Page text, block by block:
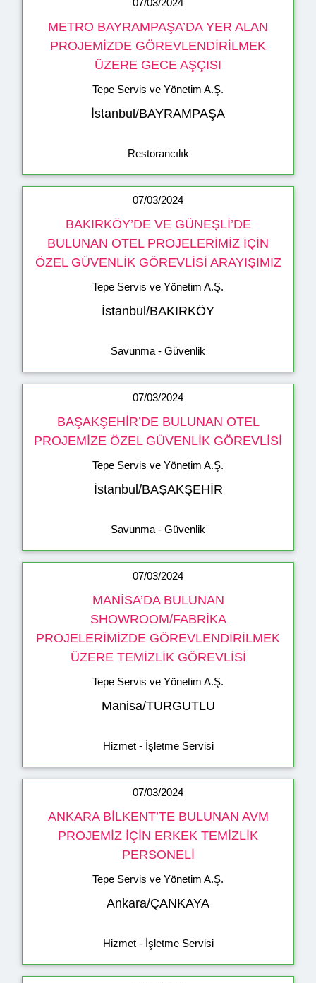
07/03/2024
METRO BAYRAMPAŞA’DA YER ALAN
PROJEMİZDE GÖREVLENDİRİLMEK
ÜZERE GECE AŞÇISI
Tepe Servis ve Yönetim A.Ş.
İstanbul/BAYRAMPAŞA
Restorancılık
07/03/2024
BAKIRKÖY’DE VE GÜNEŞLİ’DE
BULUNAN OTEL PROJELERİMİZ İÇİN
ÖZEL GÜVENLİK GÖREVLİSİ ARAYIŞIMIZ
Tepe Servis ve Yönetim A.Ş.
İstanbul/BAKIRKÖY
Savunma - Güvenlik
07/03/2024
BAŞAKŞEHİR’DE BULUNAN OTEL
PROJEMİZE ÖZEL GÜVENLİK GÖREVLİSİ
Tepe Servis ve Yönetim A.Ş.
İstanbul/BAŞAKŞEHİR
Savunma - Güvenlik
07/03/2024
MANİSA’DA BULUNAN
SHOWROOM/FABRİKA
PROJELERİMİZDE GÖREVLENDİRİLMEK
ÜZERE TEMİZLİK GÖREVLİSİ
Tepe Servis ve Yönetim A.Ş.
Manisa/TURGUTLU
Hizmet - İşletme Servisi
07/03/2024
ANKARA BİLKENT’TE BULUNAN AVM
PROJEMİZ İÇİN ERKEK TEMİZLİK
PERSONELİ
Tepe Servis ve Yönetim A.Ş.
Ankara/ÇANKAYA
Hizmet - İşletme Servisi